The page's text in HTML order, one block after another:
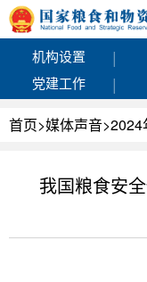
机构设置 |
党建工作
|
首页>媒体声音>2024
我国粮食安